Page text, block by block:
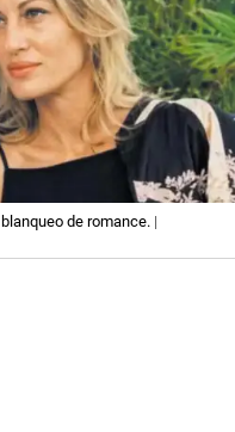
de romance. |